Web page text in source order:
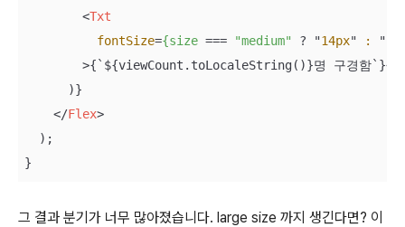
<Txt
fontSize={size === "medium" ? "14px" : "
        >
{`${viewCount.toLocaleString()}명 구경함`}</
      )}
</Flex>
  );
}
그 결과 분기가 너무 많아졌습니다. large size 까지 생긴다면? 이